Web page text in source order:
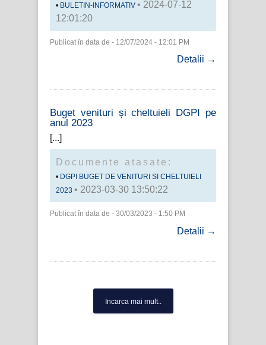
BULETIN-INFORMATIV • 2024-07-12
12:01:20
Publicat în data de - 12/07/2024 - 12:01 PM
Detalii →
Buget venituri și cheltuieli DGPI pe
anul 2023
Documente atasate:
DGPI BUGET DE VENITURI SI CHELTUIELI
2023 • 2023-03-30 13:50:22
Publicat în data de - 30/03/2023 - 1:50 PM
Detalii →
Incarca mai mult..